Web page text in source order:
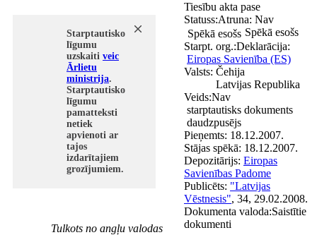
Starptautisko
līgumu
uzskaiti veic
Ārlietu
ministrija.
Starptautisko
līgumu
pamatteksti
netiek
apvienoti ar
tajos
izdarītajiem
grozījumiem.
Tulkots no angļu valodas
Tiesību akta pase
Statuss:
Spēkā esošs Spēkā esošs
Starpt. org.:
Eiropas Savienība (ES)
Valsts: Čehija
Latvijas Republika
Veids:
starptautisks dokuments
daudzpusējs
Pieņemts: 18.12.2007.
Stājas spēkā: 18.12.2007.
Atruna: Nav
Deklarācija:
Nav
Depozitārijs: Eiropas
Savienības Padome
Publicēts: "Latvijas
Vēstnesis", 34, 29.02.2008.
Dokumenta valoda:Saistītie
dokumenti